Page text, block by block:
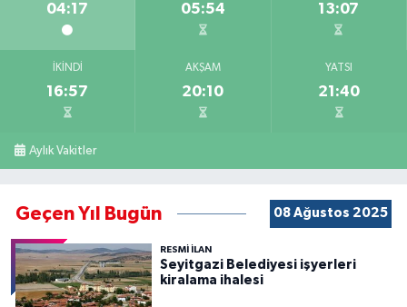
04:17 05:54 13:07
İKINDI
16:57
AKŞAM
20:10
YATSI
21:40
Aylık Vakitler
Geçen Yıl Bugün 08 Ağustos 2025
RESMİ İLAN
Seyitgazi Belediyesi işyerleri
kiralama ihalesi